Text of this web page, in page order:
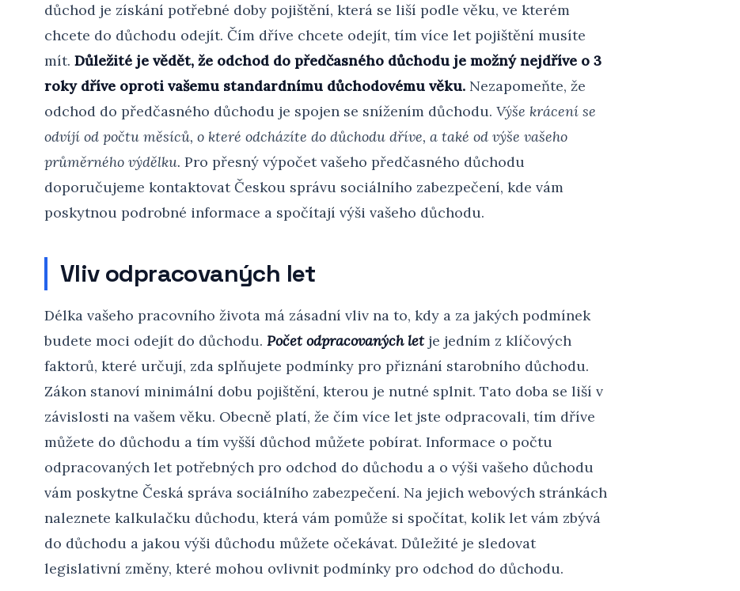
důchod je získání potřebné doby pojištění, která se liší podle věku, ve kterém
chcete do důchodu odejít. Čím dříve chcete odejít, tím více let pojištění musíte
mít. Důležité je vědět, že odchod do předčasného důchodu je možný nejdříve o 3
roky dříve oproti vašemu standardnímu důchodovému věku. Nezapomeňte, že
odchod do předčasného důchodu je spojen se snížením důchodu. Výše krácení se
odvíjí od počtu měsíců, o které odcházíte do důchodu dříve, a také od výše vašeho
průměrného výdělku. Pro přesný výpočet vašeho předčasného důchodu
doporučujeme kontaktovat Českou správu sociálního zabezpečení, kde vám
poskytnou podrobné informace a spočítají výši vašeho důchodu.
Vliv odpracovaných let
Délka vašeho pracovního života má zásadní vliv na to, kdy a za jakých podmínek
budete moci odejít do důchodu. Počet odpracovaných letje jedním z klíčových
faktorů, které určují, zda splňujete podmínky pro přiznání starobního důchodu.
Zákon stanoví minimální dobu pojištění, kterou je nutné splnit. Tato doba se liší v
závislosti na vašem věku. Obecně platí, že čím více let jste odpracovali, tím dříve
můžete do důchodu a tím vyšší důchod můžete pobírat. Informace o počtu
odpracovaných let potřebných pro odchod do důchodu a o výši vašeho důchodu
vám poskytne Česká správa sociálního zabezpečení. Na jejich webových stránkách
naleznete kalkulačku důchodu, která vám pomůže si spočítat, kolik let vám zbývá
do důchodu a jakou výši důchodu můžete očekávat. Důležité je sledovat
legislativní změny, které mohou ovlivnit podmínky pro odchod do důchodu.